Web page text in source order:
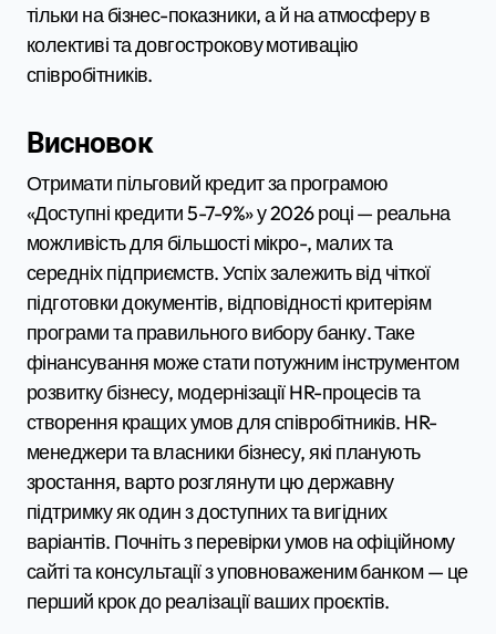
тільки на бізнес-показники, а й на атмосферу в
колективі та довгострокову мотивацію
співробітників.
Висновок
Отримати пільговий кредит за програмою
«Доступні кредити 5-7-9%» у 2026 році — реальна
можливість для більшості мікро-, малих та
середніх підприємств. Успіх залежить від чіткої
підготовки документів, відповідності критеріям
програми та правильного вибору банку. Таке
фінансування може стати потужним інструментом
розвитку бізнесу, модернізації HR-процесів та
створення кращих умов для співробітників. HR-
менеджери та власники бізнесу, які планують
зростання, варто розглянути цю державну
підтримку як один з доступних та вигідних
варіантів. Почніть з перевірки умов на офіційному
сайті та консультації з уповноваженим банком — це
перший крок до реалізації ваших проєктів.